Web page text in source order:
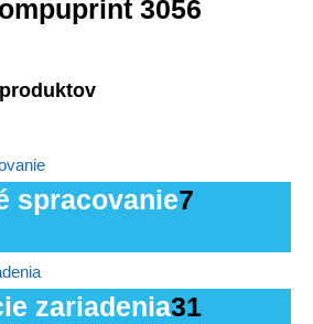
3056
spracovanie7
zariadenia31